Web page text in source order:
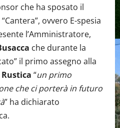
che ha sposato il
ovvero E-spesia
l’Amministratore,
che durante la
il primo assegno alla
“un primo
che ci porterà in futuro
” ha dichiarato